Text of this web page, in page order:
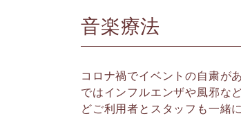
音楽療法
コロナ禍でイベントの自粛が
ではインフルエンザや風邪な
どご利用者とスタッフも一緒